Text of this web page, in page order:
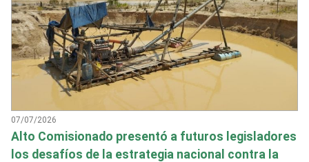
07/07/2026
Alto Comisionado presentó a futuros legisladores
los desafíos de la estrategia nacional contra la